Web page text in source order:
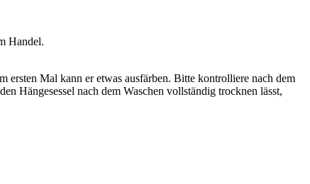
Handel.
ersten Mal kann er etwas ausfärben. Bitte kontrolliere nach dem
Hängesessel nach dem Waschen vollständig trocknen lässt,